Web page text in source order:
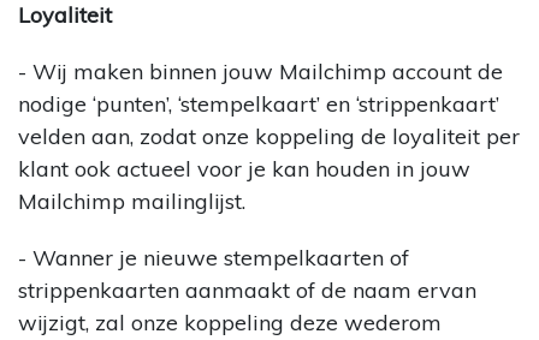
Loyaliteit
- Wij maken binnen jouw Mailchimp account de
nodige ‘punten’, ‘stempelkaart’ en ‘strippenkaart’
velden aan, zodat onze koppeling de loyaliteit per
klant ook actueel voor je kan houden in jouw
Mailchimp mailinglijst.
- Wanner je nieuwe stempelkaarten of
strippenkaarten aanmaakt of de naam ervan
wijzigt, zal onze koppeling deze wederom